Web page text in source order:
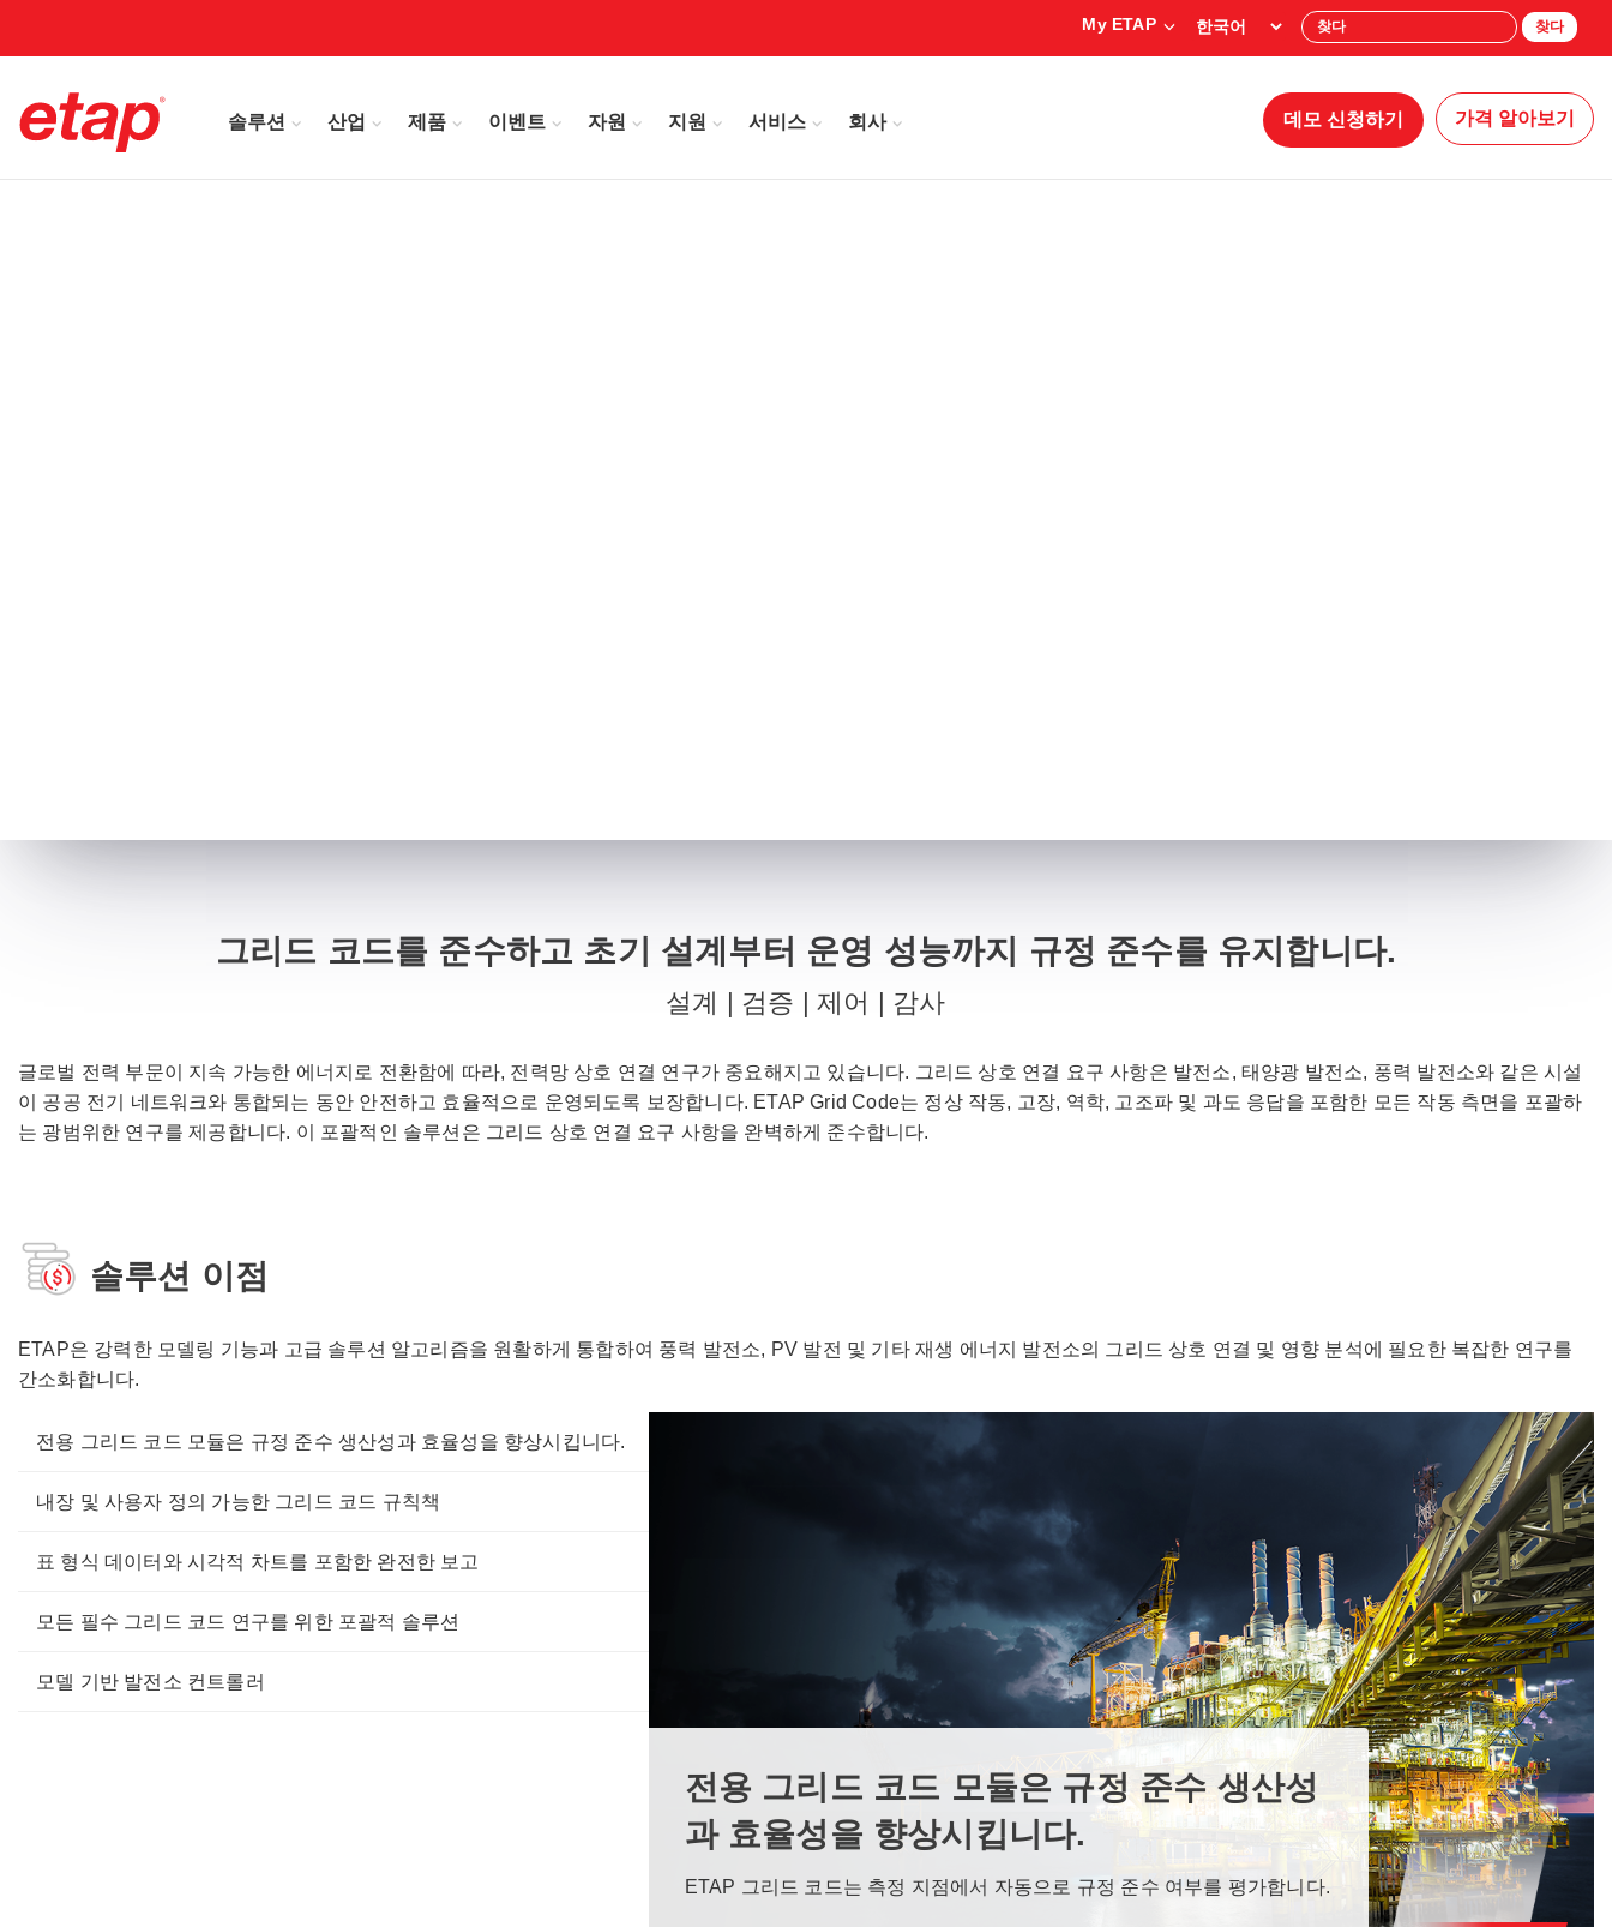
My ETAP 찾다
솔루션 산업 제품 이벤트 자원 지원 서비스 회사 데모 신청하기 가격 알아보기
그리드 코드를 준수하고 초기 설계부터 운영 성능까지 규정 준수를 유지합니다.
설계 | 검증 | 제어 | 감사
글로벌 전력 부문이 지속 가능한 에너지로 전환함에 따라, 전력망 상호 연결 연구가 중요해지고 있습니다. 그리드 상호 연결 요구 사항은 발전소, 태양광 발전소, 풍력 발전소와 같은 시설
이 공공 전기 네트워크와 통합되는 동안 안전하고 효율적으로 운영되도록 보장합니다. ETAP Grid Code는 정상 작동, 고장, 역학, 고조파 및 과도 응답을 포함한 모든 작동 측면을 포괄하
는 광범위한 연구를 제공합니다. 이 포괄적인 솔루션은 그리드 상호 연결 요구 사항을 완벽하게 준수합니다.
솔루션 이점
ETAP은 강력한 모델링 기능과 고급 솔루션 알고리즘을 원활하게 통합하여 풍력 발전소, PV 발전 및 기타 재생 에너지 발전소의 그리드 상호 연결 및 영향 분석에 필요한 복잡한 연구를
간소화합니다.
전용 그리드 코드 모듈은 규정 준수 생산성과 효율성을 향상시킵니다.
내장 및 사용자 정의 가능한 그리드 코드 규칙책
표 형식 데이터와 시각적 차트를 포함한 완전한 보고
모든 필수 그리드 코드 연구를 위한 포괄적 솔루션
모델 기반 발전소 컨트롤러
전용 그리드 코드 모듈은 규정 준수 생산성
과 효율성을 향상시킵니다.
ETAP 그리드 코드는 측정 지점에서 자동으로 규정 준수 여부를 평가합니다.